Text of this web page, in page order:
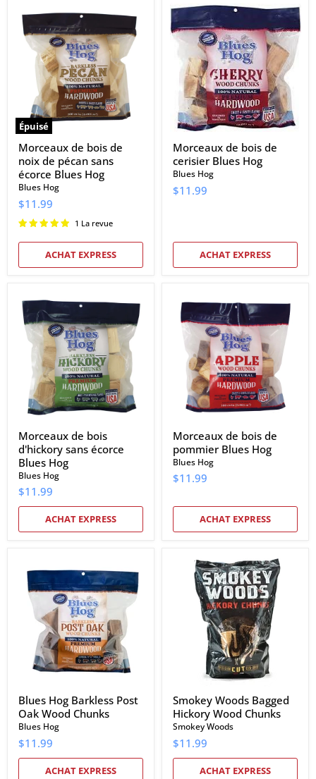
Épuisé
de
bois
de
noix
pécan
écorce
Blues
Hog
Morceaux de bois de
noix de pécan sans
écorce Blues Hog
Blues Hog
$11.99
1 La revue
ACHAT EXPRESS
Morceaux
de
bois
de
cerisier
Blues
Hog
Morceaux de bois de
cerisier Blues Hog
Blues Hog
$11.99
ACHAT EXPRESS
de
bois
d'hickory
sans
écorce
Blues
Hog
Morceaux de bois
d'hickory sans écorce
Blues Hog
Blues Hog
$11.99
ACHAT EXPRESS
de
bois
pommier
Blues
Hog
Morceaux de bois de
pommier Blues Hog
Blues Hog
$11.99
ACHAT EXPRESS
Hog
Barkless
Post
Oak
Wood
Chunks
Blues Hog Barkless Post
Oak Wood Chunks
Blues Hog
$11.99
ACHAT EXPRESS
Smokey
Woods
Bagged
Hickory
Chunks
Smokey Woods Bagged
Hickory Wood Chunks
Smokey Woods
$11.99
ACHAT EXPRESS